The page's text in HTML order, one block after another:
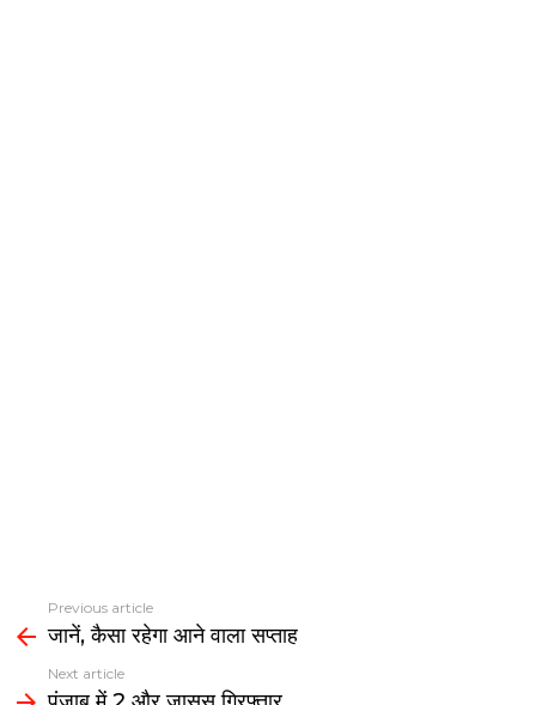
more
Previous article
जानें, कैसा रहेगा आने वाला सप्ताह
Next article